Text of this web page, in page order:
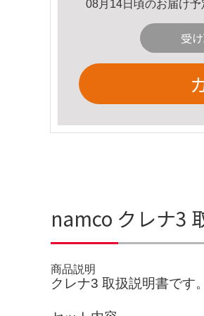
08月14日頃のお届け予
受
namco クレナ3
商品説明
クレナ3 取扱説明書です。